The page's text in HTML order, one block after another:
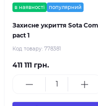
в наявності популярний
Захисне укриття Sota Com
pact 1
Код товару: 778381
411 111 грн.